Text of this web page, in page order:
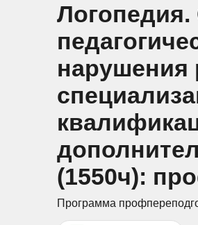
Логопедия.
нарушения
(1550ч):
Программа